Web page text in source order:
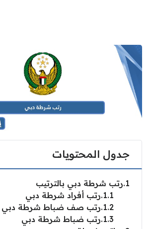
جدول المحتويات
1 رتب شرطة دبي بالترتيب
1.1 رتب أفراد شرطة دبي
1.2 رتب صف ضباط شرطة دبي
1.3 رتب ضباط شرطة دبي